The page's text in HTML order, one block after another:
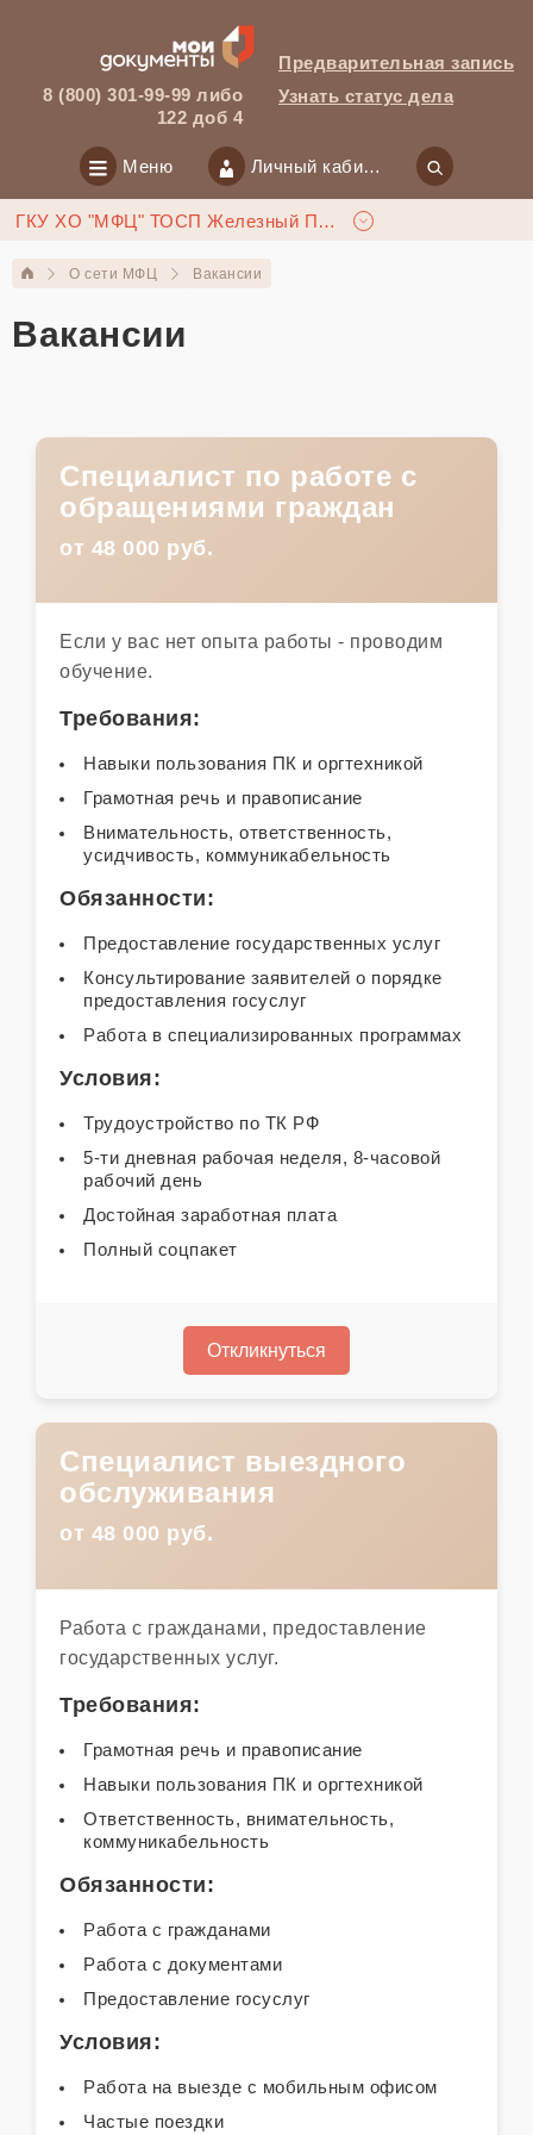
8 (800) 301-99-99 либо
122 доб 4
Предварительная запись
Узнать статус дела
Меню Личный кабинет
ГКУ ХО "МФЦ" ТОСП Железный Порт
О сети МФЦ Вакансии
Вакансии
Специалист по работе с
обращениями граждан
от 48 000 руб.
Если у вас нет опыта работы - проводим
обучение.
Требования:
Навыки пользования ПК и оргтехникой
Грамотная речь и правописание
Внимательность, ответственность,
усидчивость, коммуникабельность
Обязанности:
Предоставление государственных услуг
Консультирование заявителей о порядке
предоставления госуслуг
Работа в специализированных программах
Условия:
Трудоустройство по ТК РФ
5-ти дневная рабочая неделя, 8-часовой
рабочий день
Достойная заработная плата
Полный соцпакет
Откликнуться
Специалист выездного
обслуживания
от 48 000 руб.
Работа с гражданами, предоставление
государственных услуг.
Требования:
Грамотная речь и правописание
Навыки пользования ПК и оргтехникой
Ответственность, внимательность,
коммуникабельность
Обязанности:
Работа с гражданами
Работа с документами
Предоставление госуслуг
Условия:
Работа на выезде с мобильным офисом
Частые поездки